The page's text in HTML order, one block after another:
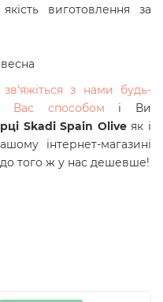
виготовлення за
зв'яжіться з нами будь-
способом і Ви
Skadi Spain Olive як і
інтернет-магазині
того ж у нас дешевше!